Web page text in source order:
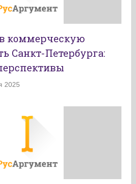
коммерческую
Санкт-Петербурга:
2025